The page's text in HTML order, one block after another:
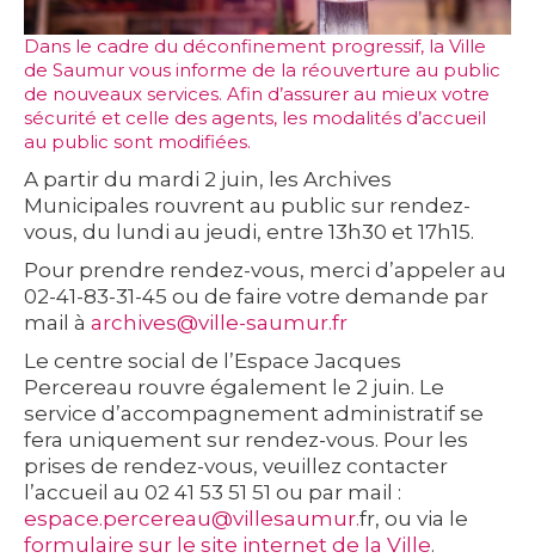
Dans le cadre du déconfinement progressif, la Ville
de Saumur vous informe de la réouverture au public
de nouveaux services. Afin d’assurer au mieux votre
sécurité et celle des agents, les modalités d’accueil
au public sont modifiées.
A partir du mardi 2 juin, les Archives
Municipales rouvrent au public sur rendez-
vous, du lundi au jeudi, entre 13h30 et 17h15.
Pour prendre rendez-vous, merci d’appeler au
02-41-83-31-45 ou de faire votre demande par
mail à archives@ville-saumur.fr
Le centre social de l’Espace Jacques
Percereau rouvre également le 2 juin. Le
service d’accompagnement administratif se
fera uniquement sur rendez-vous. Pour les
prises de rendez-vous, veuillez contacter
l’accueil au 02 41 53 51 51 ou par mail :
espace.percereau@villesaumur.fr, ou via le
formulaire sur le site internet de la Ville.